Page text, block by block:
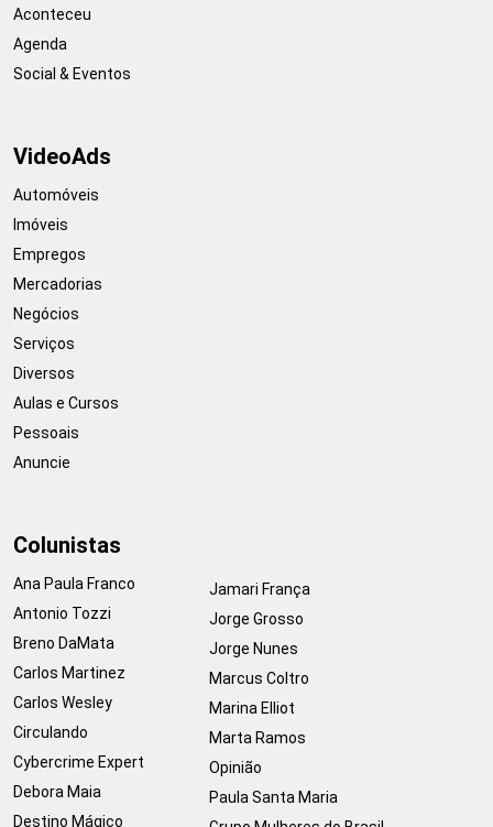
Aconteceu
Agenda
Social & Eventos
VideoAds
Automóveis
Imóveis
Empregos
Mercadorias
Negócios
Serviços
Diversos
Aulas e Cursos
Pessoais
Anuncie
Colunistas
Ana Paula Franco
Antonio Tozzi
Breno DaMata
Carlos Martinez
Carlos Wesley
Circulando
Cybercrime Expert
Debora Maia
Destino Mágico
Jamari França
Jorge Grosso
Jorge Nunes
Marcus Coltro
Marina Elliot
Marta Ramos
Opinião
Paula Santa Maria